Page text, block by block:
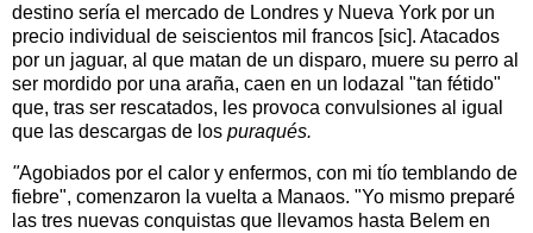
destino sería el mercado de Londres y Nueva York por un
precio individual de seiscientos mil francos [sic]. Atacados
por un jaguar, al que matan de un disparo, muere su perro al
ser mordido por una araña, caen en un lodazal "tan fétido"
que, tras ser rescatados, les provoca convulsiones al igual
que las descargas de los puraqués.
"Agobiados por el calor y enfermos, con mi tío temblando de
fiebre", comenzaron la vuelta a Manaos. "Yo mismo preparé
las tres nuevas conquistas que llevamos hasta Belem en